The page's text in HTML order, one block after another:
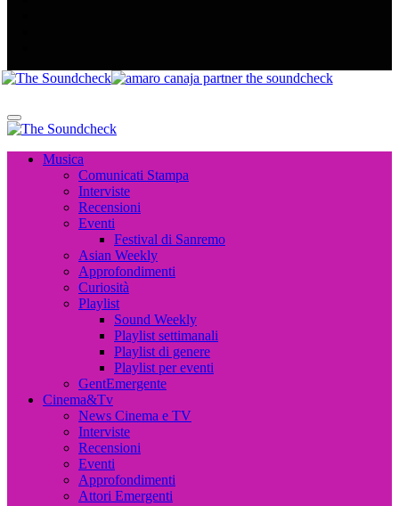
Musica, Cinema, Arte e Attualità, Interviste e News
Musica
Comunicati Stampa
Interviste
Recensioni
Eventi
Festival di Sanremo
Asian Weekly
Approfondimenti
Curiosità
Playlist
Sound Weekly
Playlist settimanali
Playlist di genere
Playlist per eventi
GentEmergente
Cinema&Tv
News Cinema e TV
Interviste
Recensioni
Eventi
Approfondimenti
Attori Emergenti